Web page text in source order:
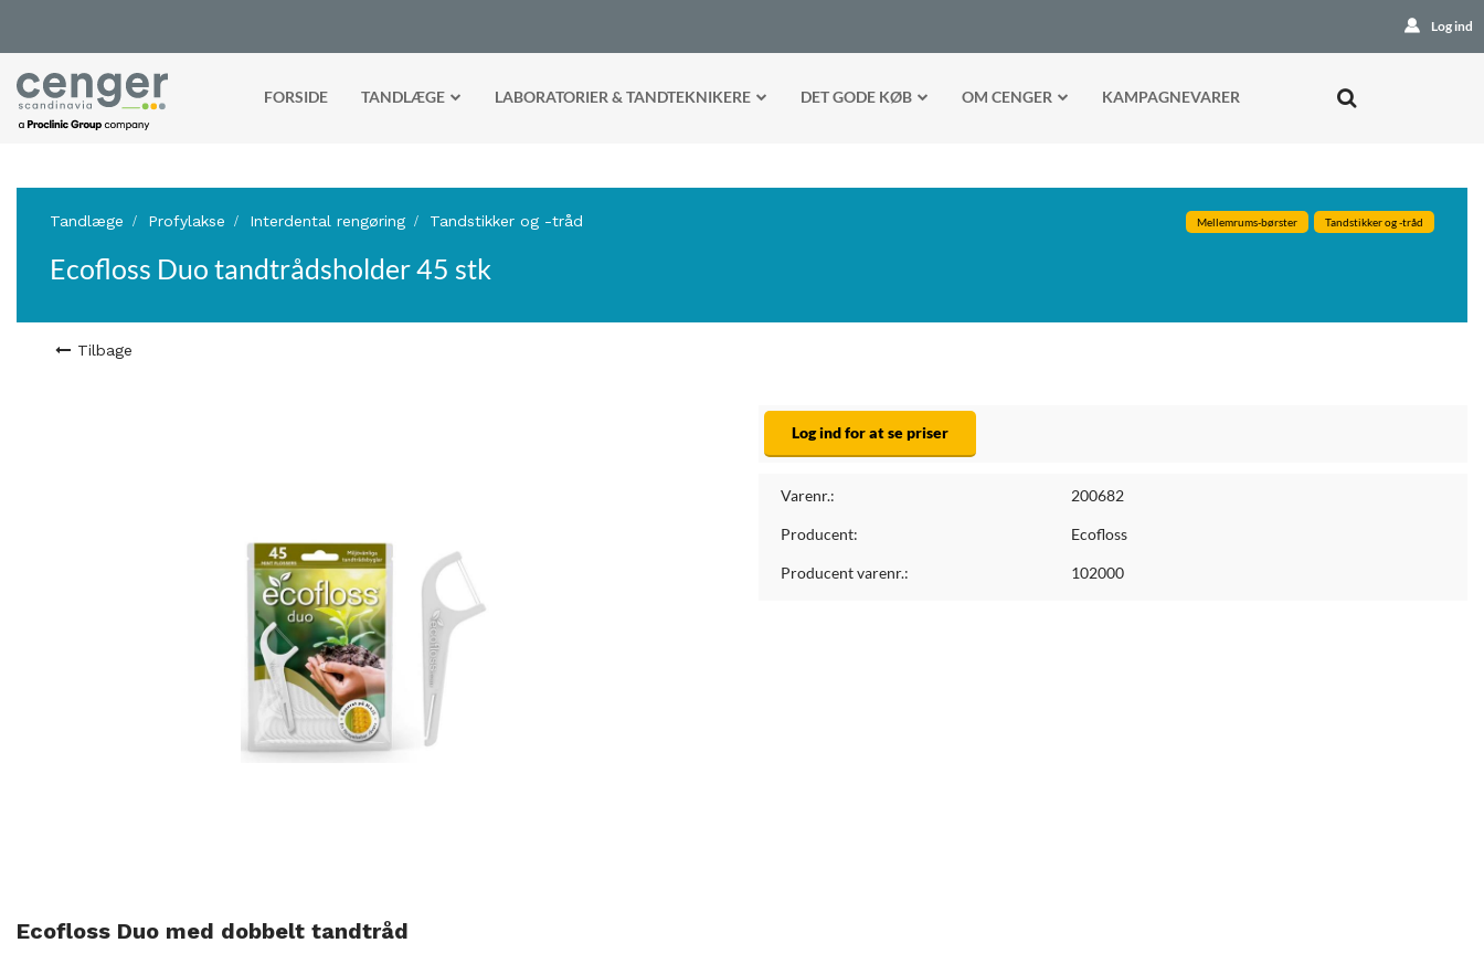
Log ind
FORSIDE TANDLÆGE LABORATORIER & TANDTEKNIKERE DET GODE KØB OM CENGER KAMPAGNEVARER
Tandlæge Profylakse Interdental rengøring Tandstikker og -tråd Mellemrums-børster Tandstikker og -tråd
Ecofloss Duo tandtrådsholder 45 stk
Tilbage
Ecofloss Duo med dobbelt tandtråd
Log ind for at se priser
Varenr.: 200682
Producent: Ecofloss
Producent varenr.: 102000